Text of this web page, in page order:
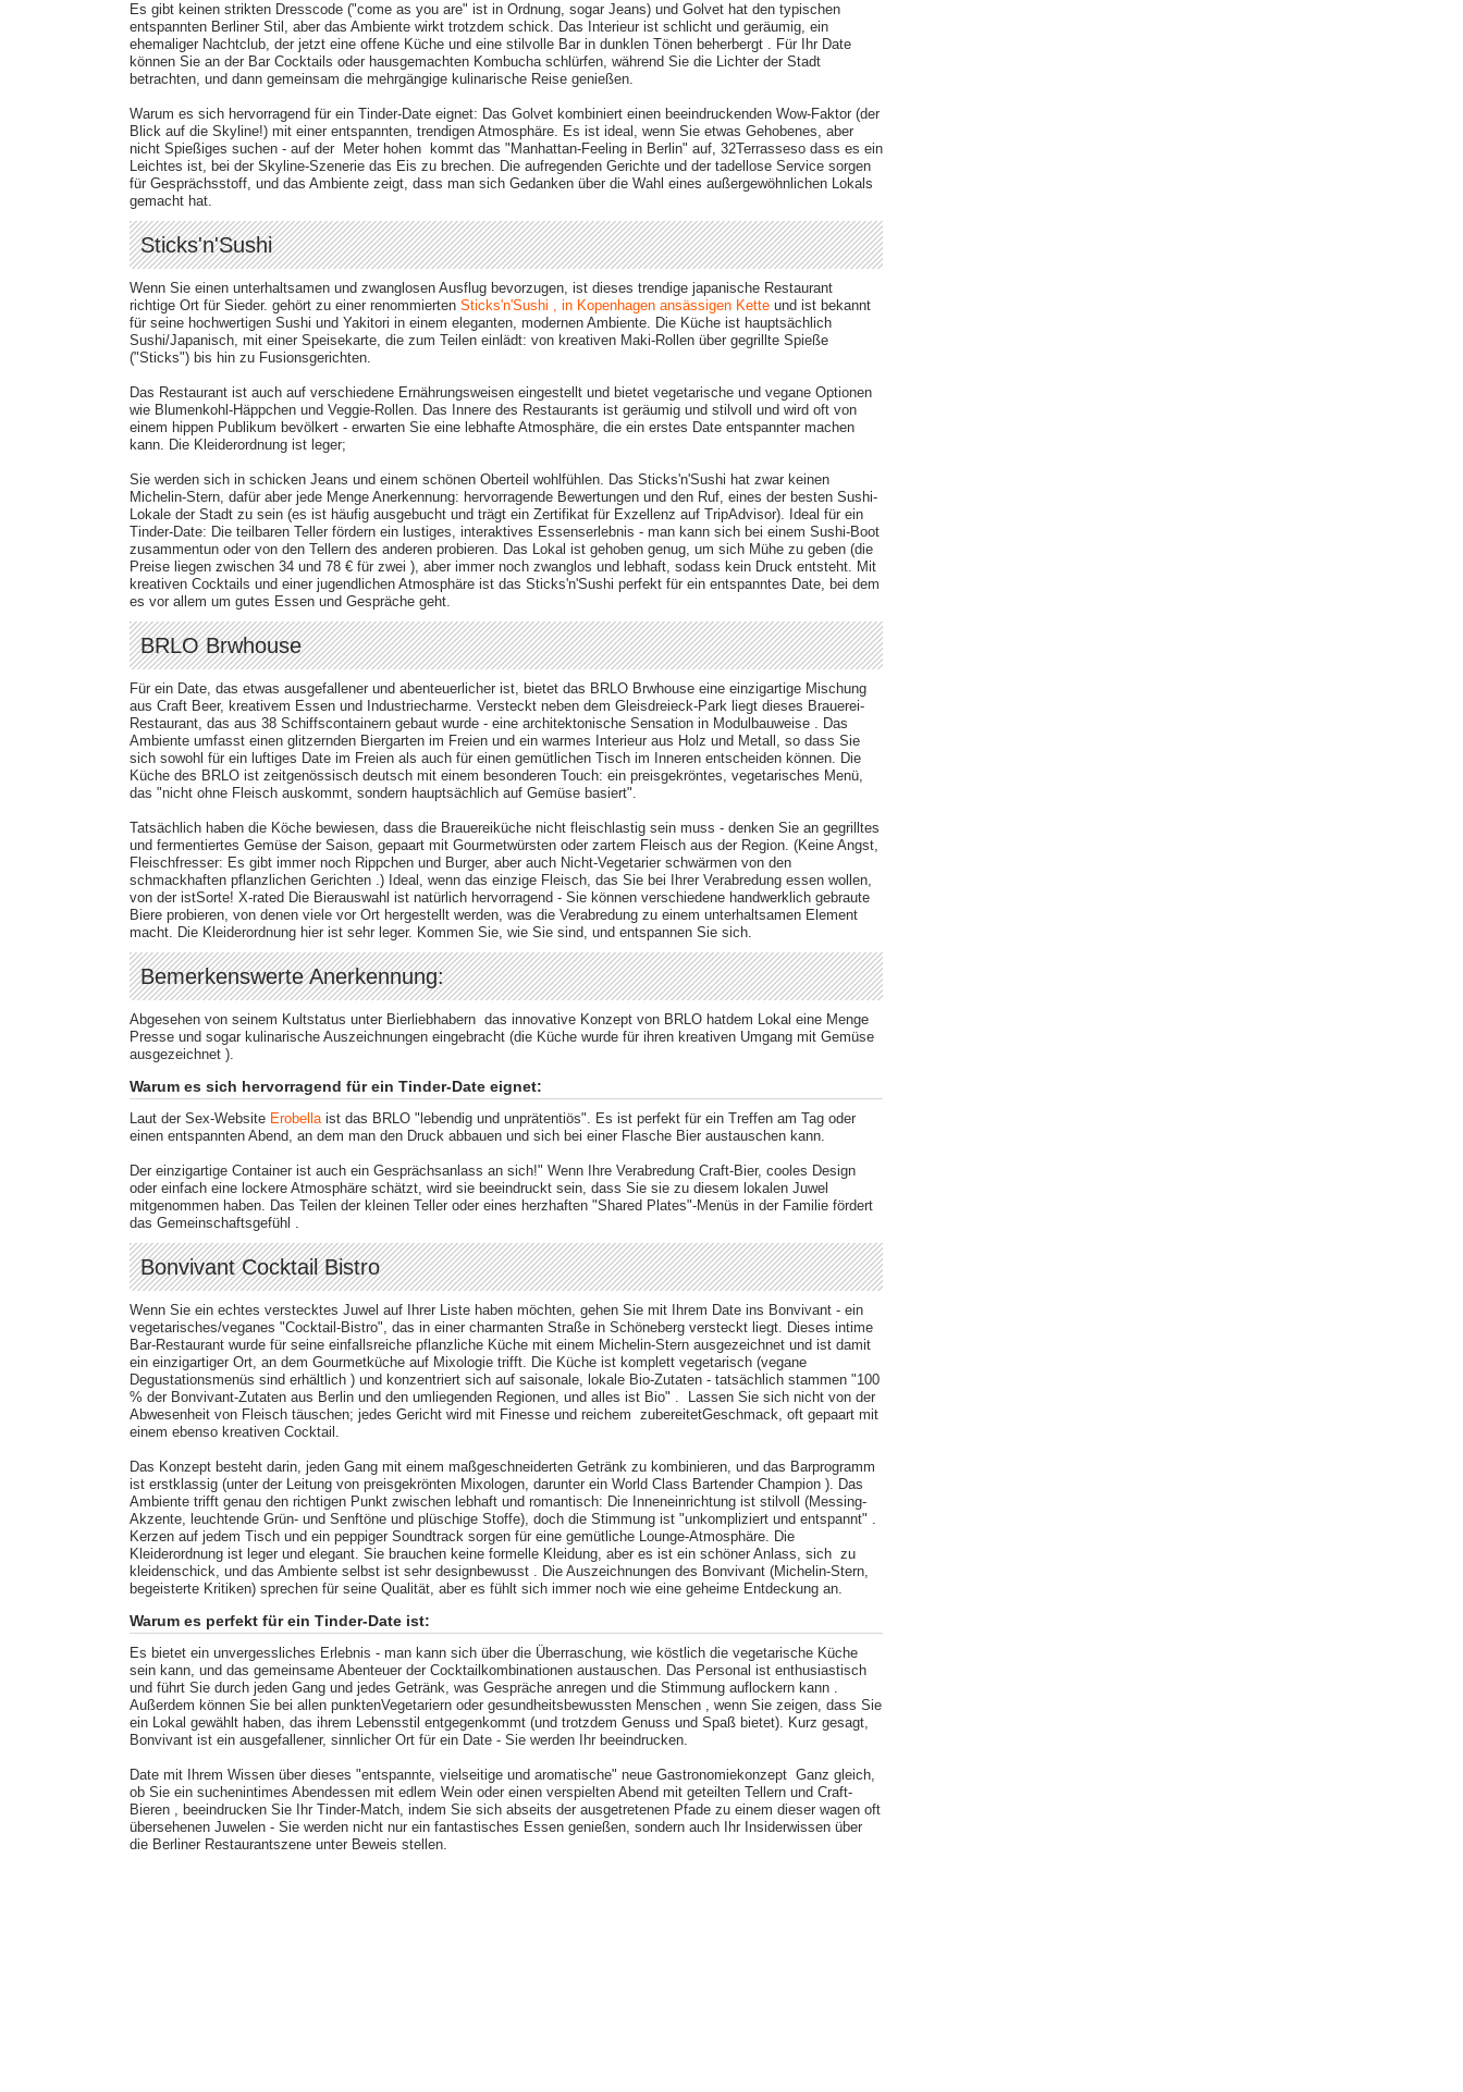
Es gibt keinen strikten Dresscode ("come as you are" ist in Ordnung, sogar Jeans)​ und Golvet hat den typischen
entspannten Berliner Stil, aber das Ambiente wirkt trotzdem schick. Das Interieur ist schlicht und geräumig, ein
ehemaliger Nachtclub, der jetzt eine offene Küche und eine stilvolle Bar in dunklen Tönen beherbergt​ . Für Ihr Date
können Sie an der Bar Cocktails oder hausgemachten Kombucha schlürfen, während Sie die Lichter der Stadt
betrachten, und dann gemeinsam die mehrgängige kulinarische Reise genießen.
Warum es sich hervorragend für ein Tinder-Date eignet: Das Golvet kombiniert einen beeindruckenden Wow-Faktor (der
Blick auf die Skyline!) mit einer entspannten, trendigen Atmosphäre. Es ist ideal, wenn Sie etwas Gehobenes, aber
nicht Spießiges suchen - auf der Meter hohen kommt das "Manhattan-Feeling in Berlin" auf, 32Terrasse​so dass es ein
Leichtes ist, bei der Skyline-Szenerie das Eis zu brechen. Die aufregenden Gerichte und der tadellose Service sorgen
für Gesprächsstoff, und das Ambiente zeigt, dass man sich Gedanken über die Wahl eines außergewöhnlichen Lokals
gemacht hat.
Sticks'n'Sushi
Wenn Sie einen unterhaltsamen und zwanglosen Ausflug bevorzugen, ist dieses trendige japanische Restaurant
richtige Ort für Sieder. gehört zu einer renommierten Sticks'n'Sushi , in Kopenhagen ansässigen Kette und ist bekannt
für seine hochwertigen Sushi und Yakitori in einem eleganten, modernen Ambiente. Die Küche ist hauptsächlich
Sushi/Japanisch, mit einer Speisekarte, die zum Teilen einlädt: von kreativen Maki-Rollen über gegrillte Spieße
("Sticks") bis hin zu Fusionsgerichten​.
Das Restaurant ist auch auf verschiedene Ernährungsweisen eingestellt und bietet vegetarische und vegane Optionen
wie Blumenkohl-Häppchen und Veggie-Rollen. Das Innere des Restaurants ist geräumig und stilvoll und wird oft von
einem hippen Publikum bevölkert - erwarten Sie eine lebhafte Atmosphäre, die ein erstes Date entspannter machen
kann. Die Kleiderordnung ist leger​;
Sie werden sich in schicken Jeans und einem schönen Oberteil wohlfühlen. Das Sticks'n'Sushi hat zwar keinen
Michelin-Stern, dafür aber jede Menge Anerkennung: hervorragende Bewertungen und den Ruf, eines der besten Sushi-
Lokale der Stadt zu sein (es ist häufig ausgebucht und trägt ein Zertifikat für Exzellenz auf TripAdvisor). Ideal für ein
Tinder-Date: Die teilbaren Teller fördern ein lustiges, interaktives Essenserlebnis - man kann sich bei einem Sushi-Boot
zusammentun oder von den Tellern des anderen probieren. Das Lokal ist gehoben genug, um sich Mühe zu geben (die
Preise liegen zwischen 34 und 78 € für zwei​ ), aber immer noch zwanglos und lebhaft, sodass kein Druck entsteht. Mit
kreativen Cocktails und einer jugendlichen Atmosphäre ist das Sticks'n'Sushi perfekt für ein entspanntes Date, bei dem
es vor allem um gutes Essen und Gespräche geht.
BRLO Brwhouse
Für ein Date, das etwas ausgefallener und abenteuerlicher ist, bietet das BRLO Brwhouse eine einzigartige Mischung
aus Craft Beer, kreativem Essen und Industriecharme. Versteckt neben dem Gleisdreieck-Park liegt dieses Brauerei-
Restaurant, das aus 38 Schiffscontainern gebaut wurde - eine architektonische Sensation in Modulbauweise​ . Das
Ambiente umfasst einen glitzernden Biergarten im Freien und ein warmes Interieur aus Holz und Metall, so dass Sie
sich sowohl für ein luftiges Date im Freien als auch für einen gemütlichen Tisch im Inneren entscheiden können. Die
Küche des BRLO ist zeitgenössisch deutsch mit einem besonderen Touch: ein preisgekröntes, vegetarisches Menü,
das "nicht ohne Fleisch auskommt, sondern hauptsächlich auf Gemüse basiert".
Tatsächlich haben die Köche bewiesen, dass die Brauereiküche nicht fleischlastig sein muss - denken Sie an gegrilltes
und fermentiertes Gemüse der Saison, gepaart mit Gourmetwürsten oder zartem Fleisch aus der Region. (Keine Angst,
Fleischfresser: Es gibt immer noch Rippchen und Burger, aber auch Nicht-Vegetarier schwärmen von den ​
schmackhaften pflanzlichen Gerichten​ .) Ideal, wenn das einzige Fleisch, das Sie bei Ihrer Verabredung essen wollen,
von der istSorte! X-rated Die Bierauswahl ist natürlich hervorragend - Sie können verschiedene handwerklich gebraute
Biere probieren, von denen viele vor Ort hergestellt werden, was die Verabredung zu einem unterhaltsamen Element
macht. Die Kleiderordnung hier ist sehr leger​. Kommen Sie, wie Sie sind, und entspannen Sie sich.
Bemerkenswerte Anerkennung:
Abgesehen von seinem Kultstatus unter Bierliebhabern das innovative Konzept von BRLO hatdem Lokal eine Menge
Presse und sogar kulinarische Auszeichnungen eingebracht (die Küche wurde für ihren kreativen Umgang mit Gemüse
ausgezeichnet​ ).
Warum es sich hervorragend für ein Tinder-Date eignet:
Laut der Sex-Website Erobellaist das BRLO "lebendig und unprätentiös". Es ist perfekt für ein Treffen am Tag oder
einen entspannten Abend, an dem man den Druck abbauen und sich bei einer Flasche Bier austauschen kann.
Der einzigartige Container ist auch ein Gesprächsanlass an sich!" Wenn Ihre Verabredung Craft-Bier, cooles Design
oder einfach eine lockere Atmosphäre schätzt, wird sie beeindruckt sein, dass Sie sie zu diesem lokalen Juwel
mitgenommen haben. Das Teilen der kleinen Teller oder eines herzhaften "Shared Plates"-Menüs in der Familie fördert
das Gemeinschaftsgefühl .​
Bonvivant Cocktail Bistro
Wenn Sie ein echtes verstecktes Juwel auf Ihrer Liste haben möchten, gehen Sie mit Ihrem Date ins Bonvivant - ein
vegetarisches/veganes "Cocktail-Bistro", das in einer charmanten Straße in Schöneberg versteckt liegt. Dieses intime
Bar-Restaurant wurde für seine einfallsreiche pflanzliche Küche mit einem Michelin-Stern ausgezeichnet und ist damit
ein einzigartiger Ort, an dem Gourmetküche auf Mixologie trifft. ​Die Küche ist komplett vegetarisch (vegane
Degustationsmenüs sind erhältlich​ ) und konzentriert sich auf saisonale, lokale Bio-Zutaten - tatsächlich stammen "100
% der Bonvivant-Zutaten aus Berlin und den umliegenden Regionen, und alles ist Bio" . ​ Lassen Sie sich nicht von der
Abwesenheit von Fleisch täuschen; jedes Gericht wird mit Finesse und reichem zubereitetGeschmack, oft gepaart mit
einem ebenso kreativen Cocktail.
Das Konzept besteht darin, jeden Gang mit einem maßgeschneiderten Getränk zu kombinieren, und das Barprogramm
ist erstklassig (unter der Leitung von preisgekrönten Mixologen, darunter ein World Class Bartender Champion​ ). Das
Ambiente trifft genau den richtigen Punkt zwischen lebhaft und romantisch: Die Inneneinrichtung ist stilvoll (Messing-
Akzente, leuchtende Grün- und Senftöne und plüschige Stoffe), doch die Stimmung ist "unkompliziert und entspannt" .
Kerzen auf jedem Tisch und ein peppiger Soundtrack sorgen für eine ​gemütliche Lounge-Atmosphäre. Die
Kleiderordnung ist leger und elegant. Sie brauchen keine formelle Kleidung, aber es ist ein schöner Anlass, sich zu
kleidenschick, und das Ambiente selbst ist sehr designbewusst​ . Die Auszeichnungen des Bonvivant (Michelin-Stern,
begeisterte Kritiken) sprechen für seine Qualität, aber es fühlt sich immer noch wie eine geheime Entdeckung an.
Warum es perfekt für ein Tinder-Date ist:
Es bietet ein unvergessliches Erlebnis - man kann sich über die Überraschung, wie köstlich die vegetarische Küche
sein kann, und das gemeinsame Abenteuer der Cocktailkombinationen austauschen. Das Personal ist enthusiastisch
und führt Sie durch jeden Gang und jedes Getränk, was Gespräche anregen und die Stimmung auflockern kann​ .
Außerdem können Sie bei allen punktenVegetariern oder gesundheitsbewussten Menschen , wenn Sie zeigen, dass Sie
ein Lokal gewählt haben, das ihrem Lebensstil entgegenkommt (und trotzdem Genuss und Spaß bietet). Kurz gesagt,
Bonvivant ist ein ausgefallener, sinnlicher Ort für ein Date - Sie werden Ihr beeindrucken.
Date mit Ihrem Wissen über dieses "entspannte, vielseitige und aromatische" neue Gastronomiekonzept ​ Ganz gleich,
ob Sie ein suchenintimes Abendessen mit edlem Wein oder einen verspielten Abend mit geteilten Tellern und Craft-
Bieren , beeindrucken Sie Ihr Tinder-Match, indem Sie sich abseits der ausgetretenen Pfade zu einem dieser wagen oft
übersehenen Juwelen - Sie werden nicht nur ein fantastisches Essen genießen, sondern auch Ihr Insiderwissen über
die Berliner Restaurantszene unter Beweis stellen.